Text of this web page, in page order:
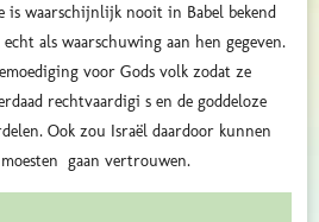
is waarschijnlijk nooit in Babel bekend
als waarschuwing aan hen gegeven.
voor Gods volk zodat ze
rechtvaardigi s en de goddeloze
Ook zou Israël daardoor kunnen
gaan vertrouwen.